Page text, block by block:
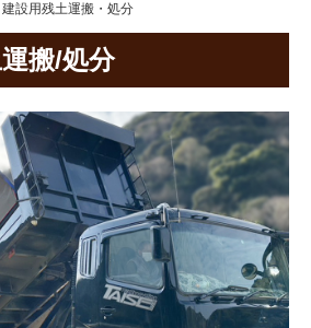
建設用残土運搬・処分
搬/処分